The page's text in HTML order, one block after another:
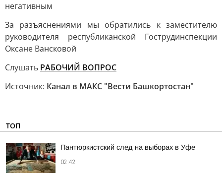
негативным
За разъяснениями мы обратились к заместителю
руководителя республиканской Гострудинспекции
Оксане Вансковой
Слушать РАБОЧИЙ ВОПРОС
Источник: Канал в МАКС "Вести Башкортостан"
ТОП
Пантюркистский след на выборах в Уфе
02:42